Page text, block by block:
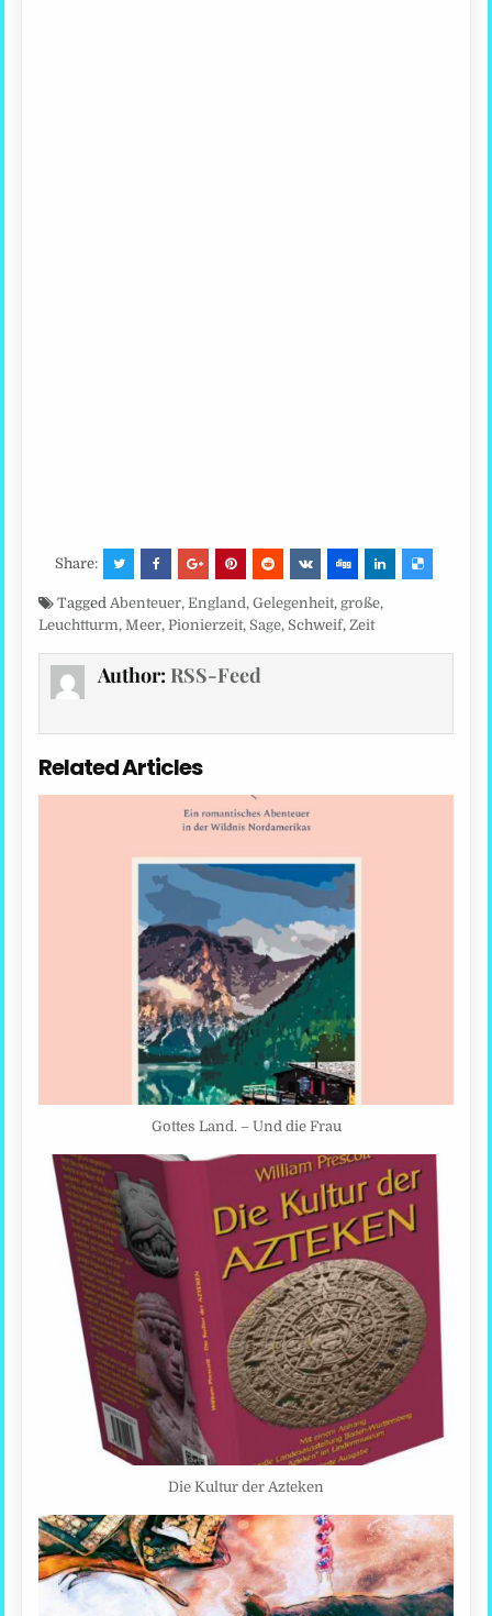
Share:
TaggedAbenteuer,England,Gelegenheit,große,
Leuchtturm,Meer,Pionierzeit, Sage, Schweif,Zeit
Author: RSS-Feed
Related Articles
Gottes Land. – Und die Frau
Die Kultur der Azteken